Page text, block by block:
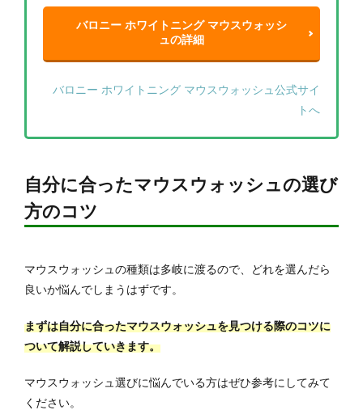
バロニー ホワイトニング マウスウォッシ
ュの詳細
バロニー ホワイトニング マウスウォッシュ公式サイ
トへ
自分に合ったマウスウォッシュの選び
方のコツ
マウスウォッシュの種類は多岐に渡るので、どれを選んだら
良いか悩んでしまうはずです。
まずは自分に合ったマウスウォッシュを見つける際のコツに
ついて解説していきます。
マウスウォッシュ選びに悩んでいる方はぜひ参考にしてみて
ください。